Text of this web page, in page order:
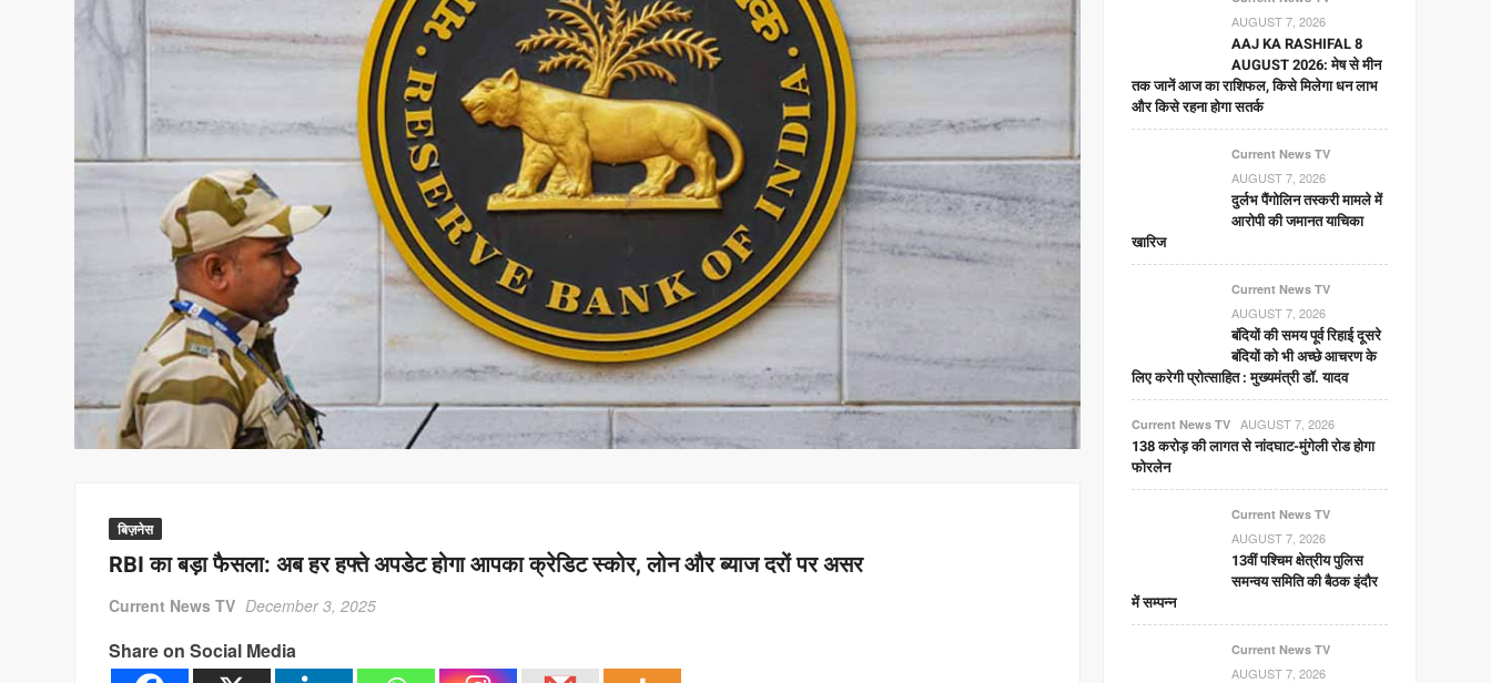
बिज़नेस
RBI का बड़ा फैसला: अब हर हफ्ते अपडेट होगा आपका क्रेडिट स्कोर, लोन और ब्याज दरों पर असर
Current News TV December 3, 2025
Share on Social Media
AUGUST 7, 2026
AAJ KA RASHIFAL 8
AUGUST 2026: मेष से मीन
तक जानें आज का राशिफल, किसे मिलेगा धन लाभ
और किसे रहना होगा सतर्क
Current News TV
AUGUST 7, 2026
दुर्लभ पैंगोलिन तस्करी मामले में
आरोपी की जमानत याचिका
खारिज
Current News TV
AUGUST 7, 2026
बंदियों की समय पूर्व रिहाई दूसरे
बंदियों को भी अच्छे आचरण के
लिए करेगी प्रोत्साहित : मुख्यमंत्री डॉ. यादव
Current News TV AUGUST 7, 2026
138 करोड़ की लागत से नांदघाट-मुंगेली रोड होगा
फोरलेन
Current News TV
AUGUST 7, 2026
13वीं पश्चिम क्षेत्रीय पुलिस
समन्वय समिति की बैठक इंदौर
में सम्पन्न
Current News TV
AUGUST 7, 2026